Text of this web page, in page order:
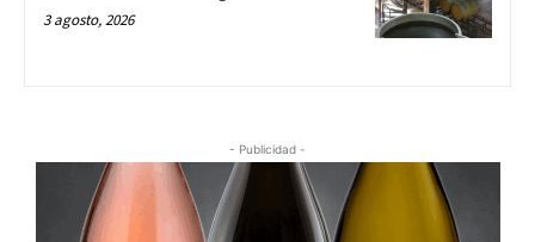
3 agosto, 2026
- Publicidad -